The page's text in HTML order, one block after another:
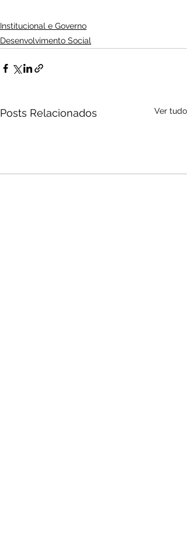
Institucional e Governo
Desenvolvimento Social
Posts Relacionados Ver tudo